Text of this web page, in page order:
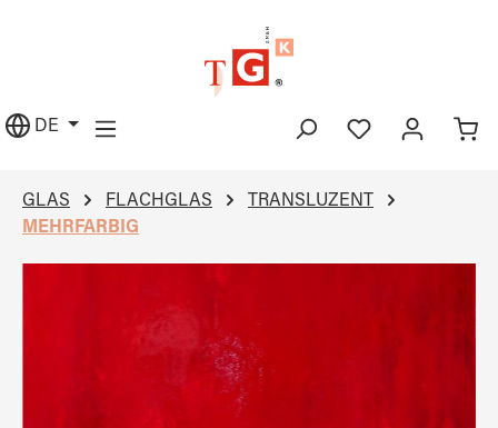
DE
GLAS FLACHGLAS
TRANSLUZENT
MEHRFARBIG